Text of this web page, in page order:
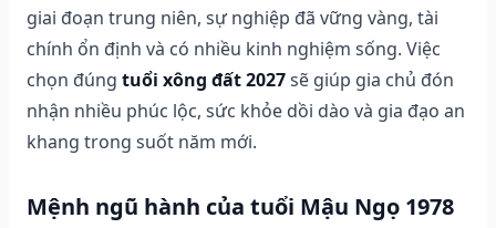
giai đoạn trung niên, sự nghiệp đã vững vàng, tài
chính ổn định và có nhiều kinh nghiệm sống. Việc
chọn đúng tuổi xông đất 2027sẽ giúp gia chủ đón
nhận nhiều phúc lộc, sức khỏe dồi dào và gia đạo an
khang trong suốt năm mới.
Mệnh ngũ hành của tuổi Mậu Ngọ 1978